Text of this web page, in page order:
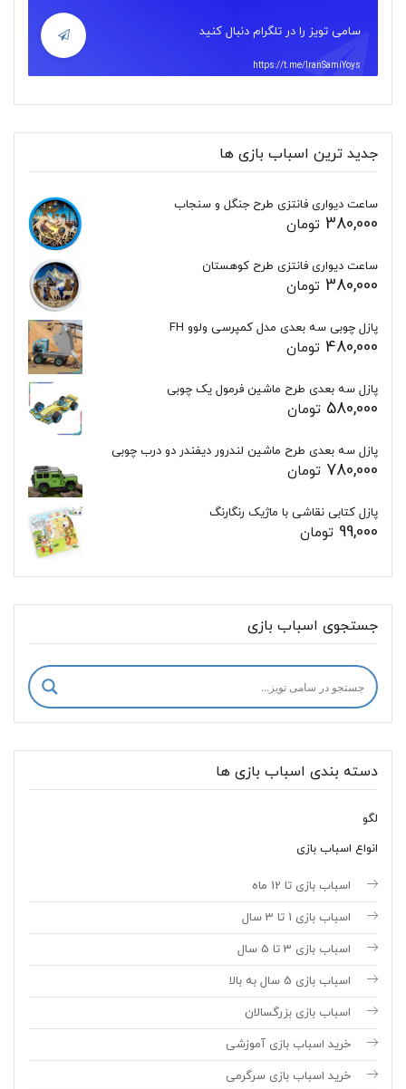
سامی تویز را در تلگرام دنبال کنید
https://t.me/IranSamiYoys
جدید ترین اسباب بازی ها
ساعت دیواری فانتزی طرح جنگل و سنجاب
380,000 تومان
ساعت دیواری فانتزی طرح کوهستان
380,000 تومان
پازل چوبی سه بعدی مدل کمپرسی ولوو FH
480,000 تومان
پازل سه بعدی طرح ماشین فرمول یک چوبی
580,000 تومان
پازل سه بعدی طرح ماشین لندرور دیفندر دو درب چوبی
780,000 تومان
پازل کتابی نقاشی با ماژیک رنگارنگ
99,000 تومان
جستجوی اسباب بازی
دسته بندی اسباب بازی ها
لگو
انواع اسباب بازی
اسباب بازی تا 12 ماه
اسباب بازی 1 تا 3 سال
اسباب بازی 3 تا 5 سال
اسباب بازی 5 سال به بالا
اسباب بازی بزرگسالان
خرید اسباب بازی آموزشی
خرید اسباب بازی سرگرمی